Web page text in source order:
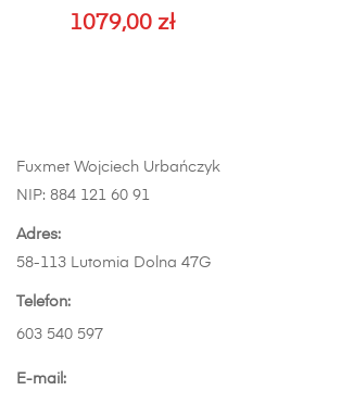
wybrać
1079,00 zł
Fuxmet Wojciech Urbańczyk
NIP: 884 121 60 91
Adres:
58-113 Lutomia Dolna 47G
Telefon:
603 540 597
E-mail: